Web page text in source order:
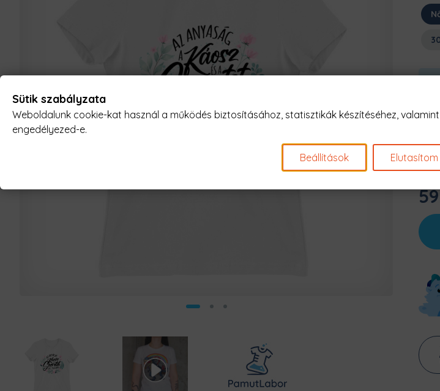
S
Sütik szabályzata
Weboldalunk cookie-kat használ a működés biztosításához, statisztikák készítéséhez,
engedélyezed-e.
Beállítások Elutasítom